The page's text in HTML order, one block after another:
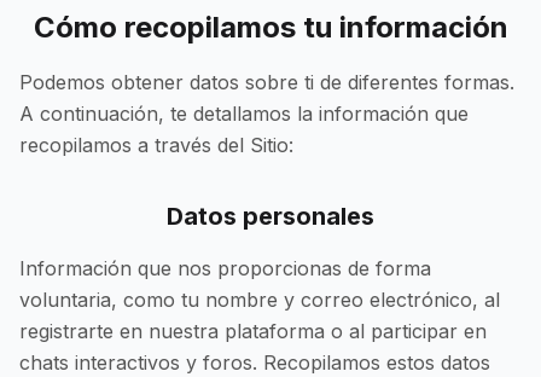
Cómo recopilamos tu información
Podemos obtener datos sobre ti de diferentes formas.
A continuación, te detallamos la información que
recopilamos a través del Sitio:
Datos personales
Información que nos proporcionas de forma
voluntaria, como tu nombre y correo electrónico, al
registrarte en nuestra plataforma o al participar en
chats interactivos y foros. Recopilamos estos datos